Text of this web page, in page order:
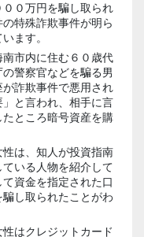
０万円を騙し取られ
特殊詐欺事件が明ら
ます。
市内に住む６０歳代
警察官などを騙る男
詐欺事件で悪用され
と言われ、相手に言
ところ暗号資産を購
は、知人が投資指南
いる人物を紹介して
資金を指定された口
し取られたことがわ
はクレジットカード